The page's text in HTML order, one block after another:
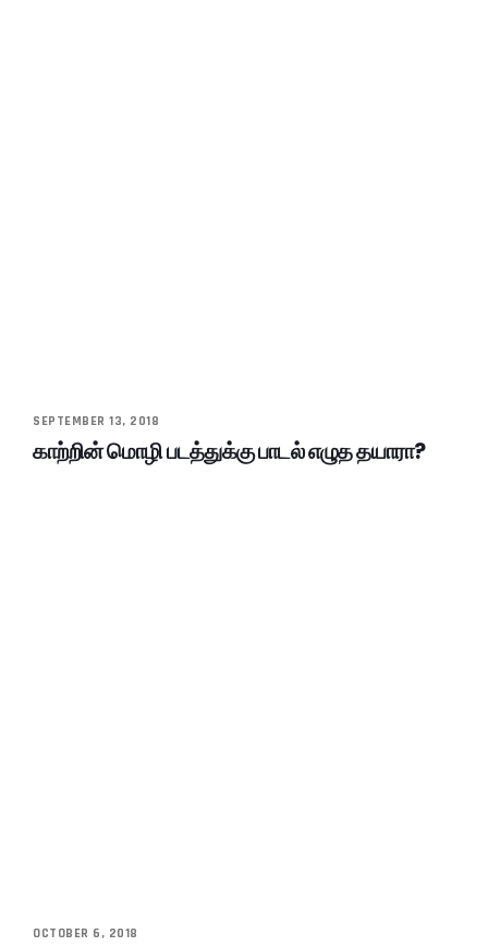
SEPTEMBER 13, 2018
காற்றின் மொழி படத்துக்கு பாடல் எழுத தயாரா?
OCTOBER 6, 2018